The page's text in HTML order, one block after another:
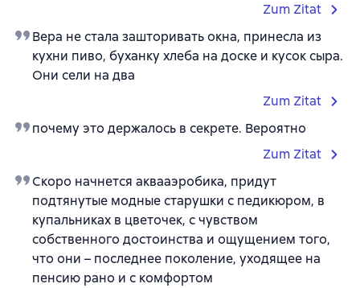
Zum Zitat
Вера не стала зашторивать окна, принесла из
кухни пиво, буханку хлеба на доске и кусок сыра.
Они сели на два
Zum Zitat
почему это держалось в секрете. Вероятно
Zum Zitat
Скоро начнется аквааэробика, придут
подтянутые модные старушки с педикюром, в
купальниках в цветочек, с чувством
собственного достоинства и ощущением того,
что они – последнее поколение, уходящее на
пенсию рано и с комфортом